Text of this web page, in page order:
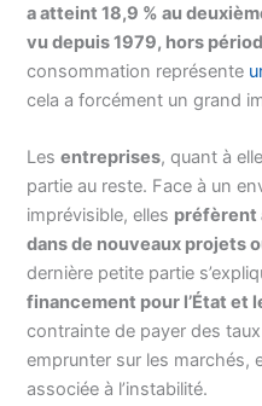
a atteint 18,9 % au
vu depuis 1979, hors
consommation représente
cela a forcément un grand
Lesentreprises, quant à
partie au reste. Face à un
imprévisible, elles préfèrent
dans de nouveaux projets
dernière petite partie
financement pour l’État
contrainte de payer des
emprunter sur les marchés,
associée à l’instabilité.